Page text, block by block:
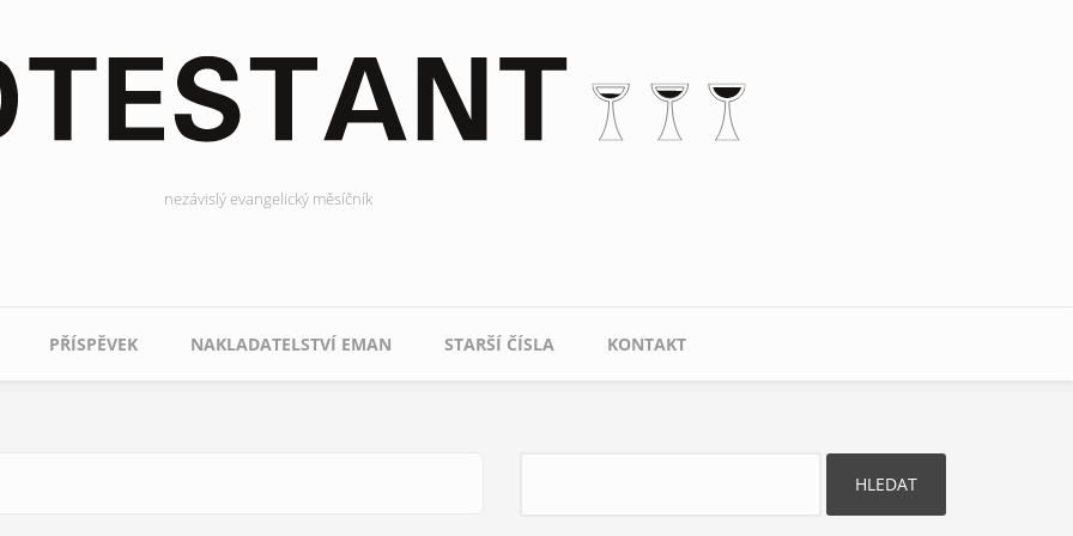
nezávislý evangelický měsíčník
PŘÍSPĚVEK NAKLADATELSTVÍ EMAN STARŠÍ ČÍSLA KONTAKT